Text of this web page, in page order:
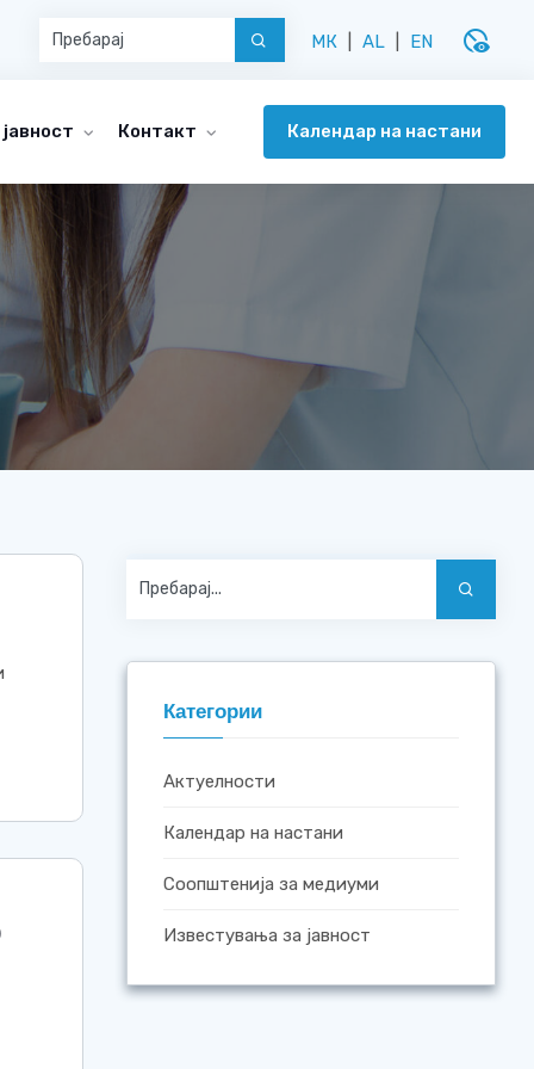
МК AL EN disabled_visible
Контакт Календар на настани
Категории
Актуелности
Календар на настани
Соопштенија за медиуми
Известувања за јавност